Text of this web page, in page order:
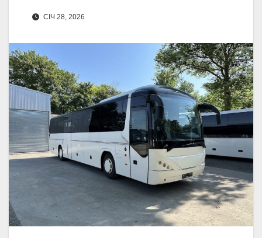
СІЧ 28, 2026